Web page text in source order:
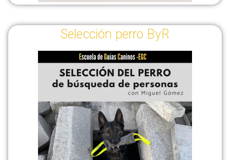
Selección perro ByR